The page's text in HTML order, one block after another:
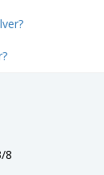
8